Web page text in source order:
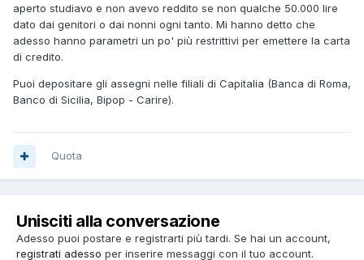
aperto studiavo e non avevo reddito se non qualche 50.000 lire
dato dai genitori o dai nonni ogni tanto. Mi hanno detto che
adesso hanno parametri un po' più restrittivi per emettere la carta
di credito.
Puoi depositare gli assegni nelle filiali di Capitalia (Banca di Roma,
Banco di Sicilia, Bipop - Carire).
Quota
Unisciti alla conversazione
Adesso puoi postare e registrarti più tardi. Se hai un account,
registrati adesso per inserire messaggi con il tuo account.